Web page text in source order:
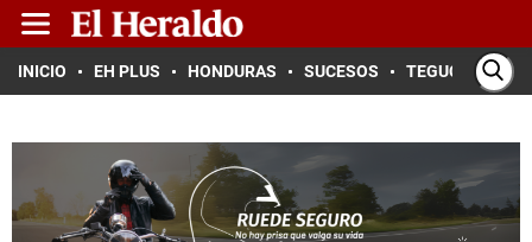
INICIO EH PLUS HONDURAS SUCESOS TEGUCIGALPA